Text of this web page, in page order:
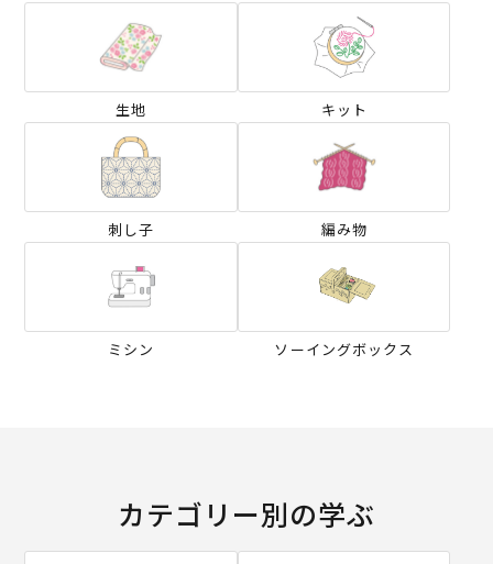
生地 キット
刺し子 編み物
ミシン ソーイングボックス
カテゴリー別の学ぶ